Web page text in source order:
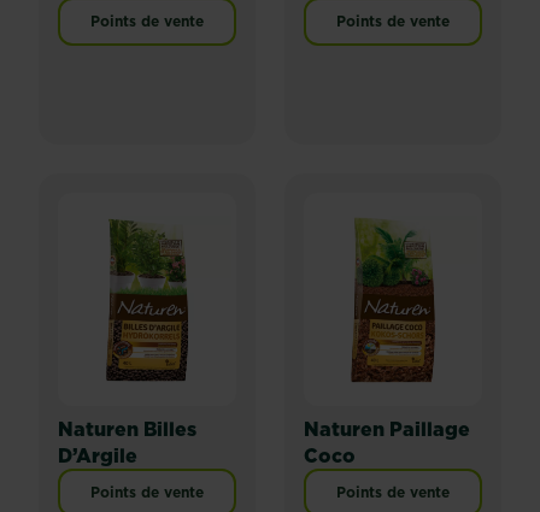
Points de vente Points de vente
Naturen Billes
D’Argile
Points de vente
Naturen Paillage
Coco
Points de vente